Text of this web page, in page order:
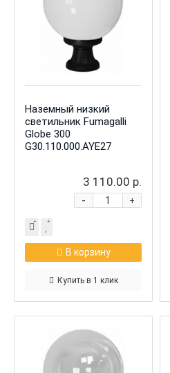
Наземный низкий
светильник Fumagalli
Globe 300
G30.110.000.AYE27
3 110.00 р.
+
-
В корзину
Купить в 1 клик